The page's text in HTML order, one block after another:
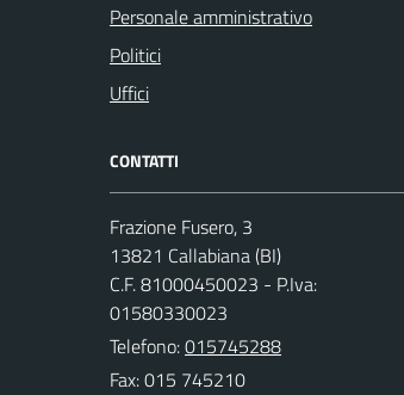
Personale amministrativo
Politici
Uffici
CONTATTI
Frazione Fusero, 3
13821 Callabiana (BI)
C.F. 81000450023 - P.Iva:
01580330023
Telefono:015745288
Fax: 015 745210